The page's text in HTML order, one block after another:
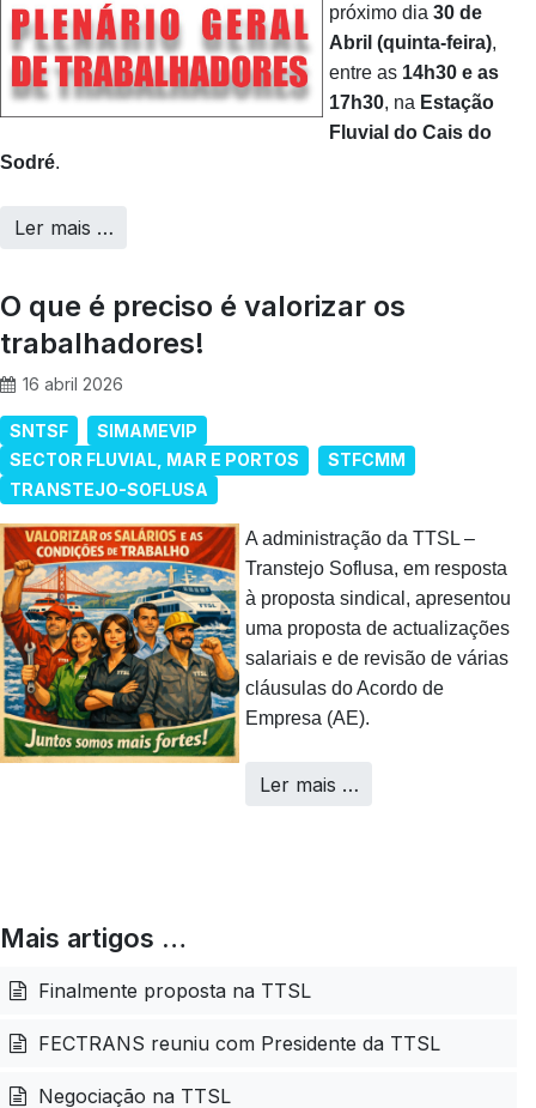
próximo dia 30 de
Abril (quinta‑feira),
entre as 14h30 e as
17h30, na Estação
Fluvial do Cais do
Sodré.
Ler mais …
O que é preciso é valorizar os
trabalhadores!
16 abril 2026
SNTSF
SIMAMEVIP
SECTOR FLUVIAL, MAR E PORTOS
STFCMM
TRANSTEJO-SOFLUSA
A administração da TTSL –
Transtejo Soflusa, em resposta
à proposta sindical, apresentou
uma proposta de actualizações
salariais e de revisão de várias
cláusulas do Acordo de
Empresa (AE).
Ler mais …
Mais artigos …
Finalmente proposta na TTSL
FECTRANS reuniu com Presidente da TTSL
Negociação na TTSL